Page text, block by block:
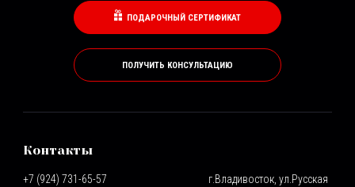
ПОДАРОЧНЫЙ СЕРТИФИКАТ
ПОЛУЧИТЬ КОНСУЛЬТАЦИЮ
Контакты
+7 (924) 731-65-57
г.Владивосток, ул.Русская